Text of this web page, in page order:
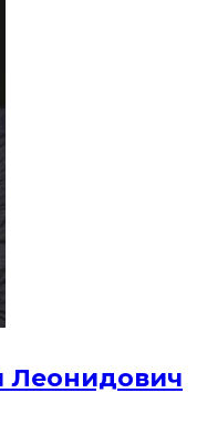
Леонидович